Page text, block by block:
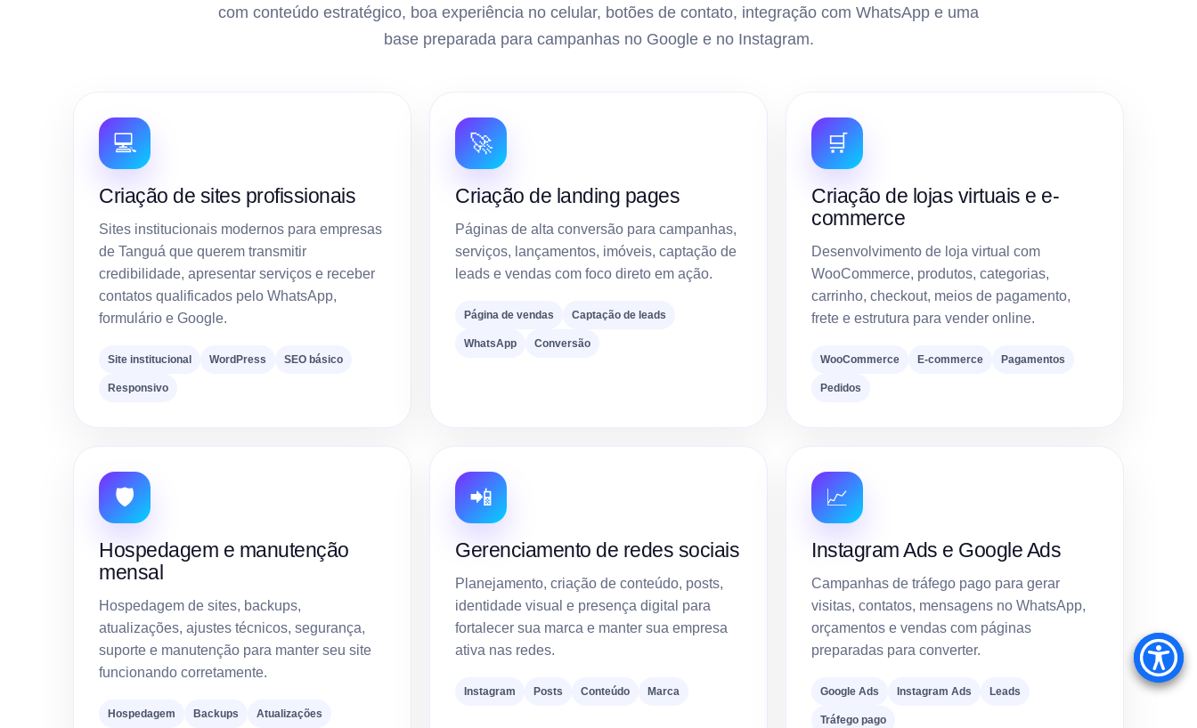
com conteúdo estratégico, boa experiência no celular, botões de contato, integração com WhatsApp e uma
base preparada para campanhas no Google e no Instagram.
💻
Criação de sites profissionais
Sites institucionais modernos para empresas
de Tanguá que querem transmitir
credibilidade, apresentar serviços e receber
contatos qualificados pelo WhatsApp,
formulário e Google.
Site institucional WordPress SEO básico
Responsivo
🚀
Criação de landing pages
Páginas de alta conversão para campanhas,
serviços, lançamentos, imóveis, captação de
leads e vendas com foco direto em ação.
Página de vendas Captação de leads
WhatsApp Conversão
🛒
Criação de lojas virtuais e e-
commerce
Desenvolvimento de loja virtual com
WooCommerce, produtos, categorias,
carrinho, checkout, meios de pagamento,
frete e estrutura para vender online.
WooCommerce E-commerce Pagamentos
Pedidos
🛡️
Hospedagem e manutenção
mensal
Hospedagem de sites, backups,
atualizações, ajustes técnicos, segurança,
suporte e manutenção para manter seu site
funcionando corretamente.
Hospedagem Backups Atualizações
📲
Gerenciamento de redes sociais
Planejamento, criação de conteúdo, posts,
identidade visual e presença digital para
fortalecer sua marca e manter sua empresa
ativa nas redes.
Instagram Posts Conteúdo Marca
📈
Instagram Ads e Google Ads
Campanhas de tráfego pago para gerar
visitas, contatos, mensagens no WhatsApp,
orçamentos e vendas com páginas
preparadas para converter.
Google Ads Instagram Ads Leads
Tráfego pago